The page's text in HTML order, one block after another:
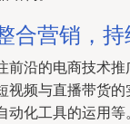
合营销，持
前沿的电商技术
视频与直播带货
动化工具的运用